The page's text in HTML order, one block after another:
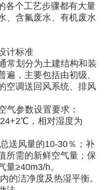
个工艺步骤都有大量
、含氟废水、有机废水
计标准
划分为土建结构和装
，主要包括由初级、
空调送回风系统、排风
参数设置要求：
，相对湿度为
送风量的10-30％；补
所需的新鲜空气量；保
量≥40m3/h。
的洁净度及热湿平衡。